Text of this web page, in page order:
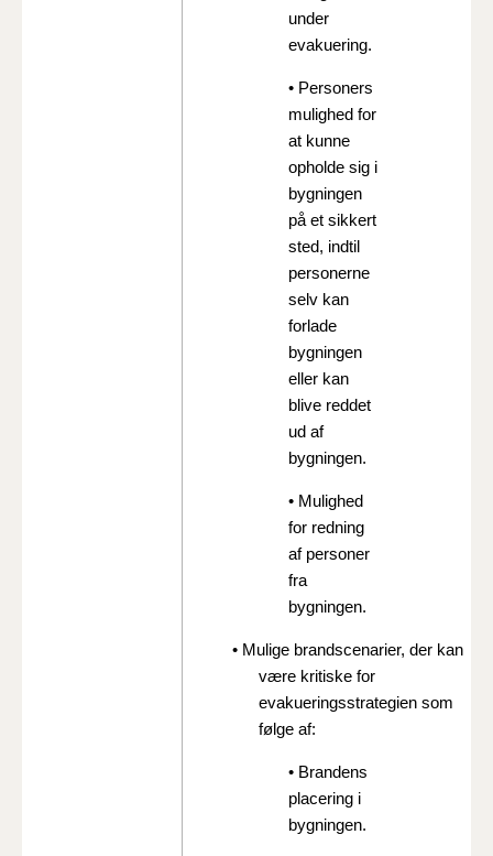
under
evakuering.
• Personers
mulighed for
at kunne
opholde sig i
bygningen
på et sikkert
sted, indtil
personerne
selv kan
forlade
bygningen
eller kan
blive reddet
ud af
bygningen.
• Mulighed
for redning
af personer
fra
bygningen.
• Mulige brandscenarier, der kan
være kritiske for
evakueringsstrategien som
følge af:
• Brandens
placering i
bygningen.